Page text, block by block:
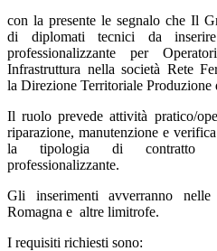
con la presente le segnalo che Il
di diplomati tecnici da
professionalizzante per
Infrastruttura nella società Rete
la Direzione Territoriale Produzione
Il ruolo prevede attività pratico/
riparazione, manutenzione e
la tipologia di contratto
professionalizzante.
Gli inserimenti avverranno nelle
Romagna e altre limitrofe.
I requisiti richiesti sono: